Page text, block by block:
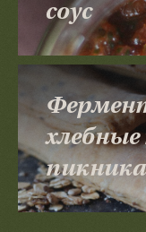
соус
хлебные
пикника